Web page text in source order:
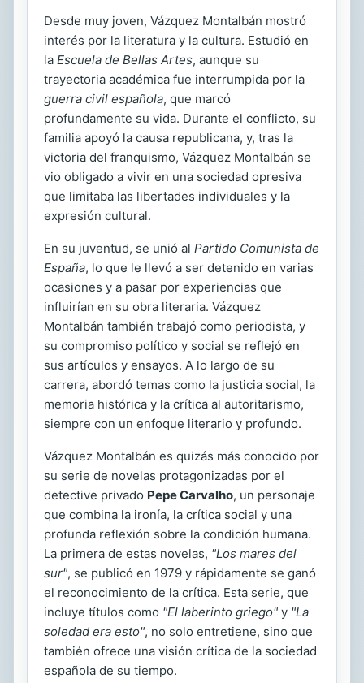
Desde muy joven, Vázquez Montalbán mostró
interés por la literatura y la cultura. Estudió en
la Escuela de Bellas Artes, aunque su
trayectoria académica fue interrumpida por la
guerra civil española, que marcó
profundamente su vida. Durante el conflicto, su
familia apoyó la causa republicana, y, tras la
victoria del franquismo, Vázquez Montalbán se
vio obligado a vivir en una sociedad opresiva
que limitaba las libertades individuales y la
expresión cultural.
En su juventud, se unió al Partido Comunista de
España, lo que le llevó a ser detenido en varias
ocasiones y a pasar por experiencias que
influirían en su obra literaria. Vázquez
Montalbán también trabajó como periodista, y
su compromiso político y social se reflejó en
sus artículos y ensayos. A lo largo de su
carrera, abordó temas como la justicia social, la
memoria histórica y la crítica al autoritarismo,
siempre con un enfoque literario y profundo.
Vázquez Montalbán es quizás más conocido por
su serie de novelas protagonizadas por el
detective privado Pepe Carvalho, un personaje
que combina la ironía, la crítica social y una
profunda reflexión sobre la condición humana.
La primera de estas novelas, "Los mares del
sur", se publicó en 1979 y rápidamente se ganó
el reconocimiento de la crítica. Esta serie, que
incluye títulos como "El laberinto griego" y "La
soledad era esto", no solo entretiene, sino que
también ofrece una visión crítica de la sociedad
española de su tiempo.